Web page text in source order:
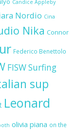
Candice Appleby
Nordio Cina
Nika Connor
Federico Benettolo
FISW Surfing
sup
Leonard
olivia piana on the